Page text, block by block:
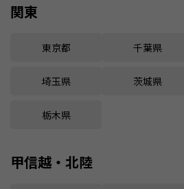
関東
東京都 千葉県
埼玉県 茨城県
栃木県
甲信越・北陸